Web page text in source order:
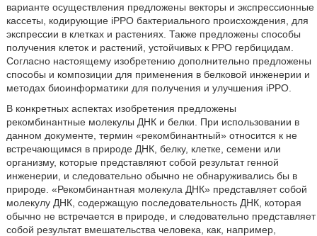
варианте осуществления предложены векторы и экспрессионные
кассеты, кодирующие iPPO бактериального происхождения, для
экспрессии в клетках и растениях. Также предложены способы
получения клеток и растений, устойчивых к PPO гербицидам.
Согласно настоящему изобретению дополнительно предложены
способы и композиции для применения в белковой инженерии и
методах биоинформатики для получения и улучшения iPPO.
В конкретных аспектах изобретения предложены
рекомбинантные молекулы ДНК и белки. При использовании в
данном документе, термин «рекомбинантный» относится к не
встречающимся в природе ДНК, белку, клетке, семени или
организму, которые представляют собой результат генной
инженерии, и следовательно обычно не обнаруживались бы в
природе. «Рекомбинантная молекула ДНК» представляет собой
молекулу ДНК, содержащую последовательность ДНК, которая
обычно не встречается в природе, и следовательно представляет
собой результат вмешательства человека, как, например,